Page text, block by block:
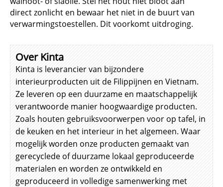
direct zonlicht en bewaar het niet in de buurt van
verwarmingstoestellen. Dit voorkomt uitdroging.
Over Kinta
Kinta is leverancier van bijzondere
interieurproducten uit de Filippijnen en Vietnam.
Ze leveren op een duurzame en maatschappelijk
verantwoorde manier hoogwaardige producten.
Zoals houten gebruiksvoorwerpen voor op tafel, in
de keuken en het interieur in het algemeen. Waar
mogelijk worden onze producten gemaakt van
gerecyclede of duurzame lokaal geproduceerde
materialen en worden ze ontwikkeld en
geproduceerd in volledige samenwerking met